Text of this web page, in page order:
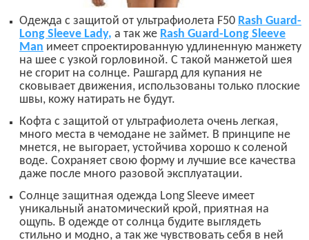
Одежда с защитой от ультрафиолета F50 Rash Guard-
Long Sleeve Lady, а так же Rash Guard- Long Sleeve
Man имеет спроектированную удлиненную манжету
на шее с узкой горловиной. С такой манжетой шея
не сгорит на солнце. Рашгард для купания не
сковывает движения, использованы только плоские
швы, кожу натирать не будут.
Кофта с защитой от ультрафиолета очень легкая,
много места в чемодане не займет. В принципе не
мнется, не выгорает, устойчива хорошо к соленой
воде. Сохраняет свою форму и лучшие все качества
даже после много разовой эксплуатации.
Солнце защитная одежда Long Sleeve имеет
уникальный анатомический крой, приятная на
ощупь. В одежде от солнца будите выглядеть
стильно и модно, а так же чувствовать себя в ней